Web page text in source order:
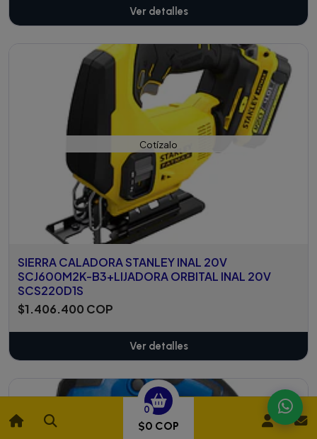
0
$0 COP
Ver detalles
Cotízalo
SIERRA CALADORA STANLEY INAL 20V
SCJ600M2K-B3+LIJADORA ORBITAL INAL 20V
SCS220D1S
$1.406.400 COP
Ver detalles